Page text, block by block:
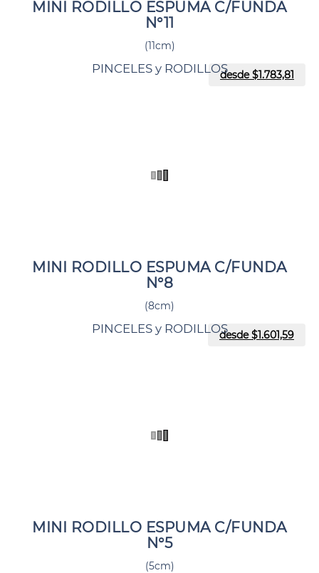
MINI RODILLO ESPUMA C/FUNDA
N°11
(11cm)
PINCELES y RODILLOSdesde $1.783,81
MINI RODILLO ESPUMA C/FUNDA
N°8
(8cm)
PINCELES y RODILLOSdesde $1.601,59
MINI RODILLO ESPUMA C/FUNDA
N°5
(5cm)